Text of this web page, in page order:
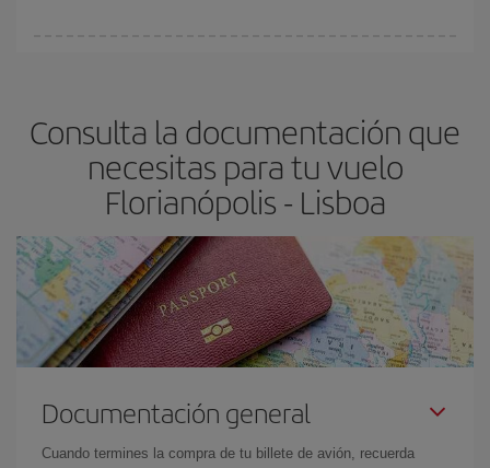
Consulta la documentación que
necesitas para tu vuelo
Florianópolis - Lisboa
Documentación general
Cuando termines la compra de tu billete de avión, recuerda